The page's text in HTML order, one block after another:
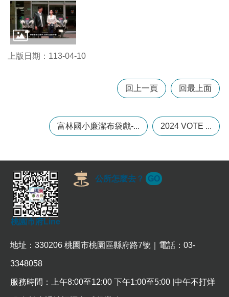
覽
市
政
信
箱
政
府
E
h
隱
私
上版日期：113-04-10
回上一頁 回最上面
富林國小廉潔布袋戲-... 2024 VOTE ...
桃園市府Line
公所怎麼去？ GO
地址：330206 桃園市桃園區縣府路7號｜電話：03-
3348058
服務時間：上午8:00至12:00 下午1:00至5:00 |中午不打烊